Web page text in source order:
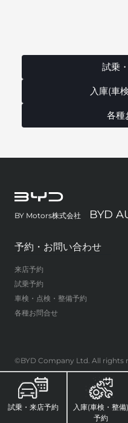
試乗・来店予約
入庫(車検・整備)
予約
試乗
入庫(車
各種
BY Motors株式会社 BYD
予約・お問い合わせ
来店予約
試乗予約
車検・点検・整備予約
各種お問合せ
©BYD Company Ltd. All rights